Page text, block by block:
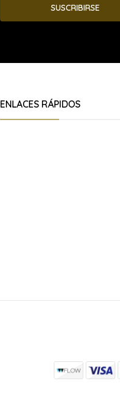
SUSCRIBIRSE
ENLACES RÁPIDOS